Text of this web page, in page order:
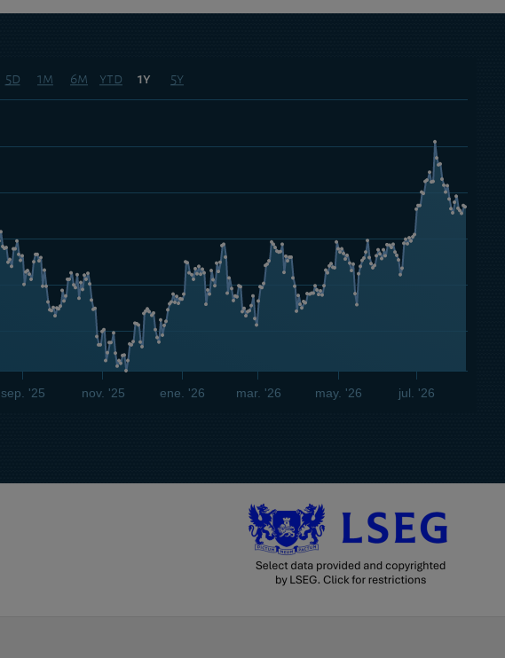
5d 1m 6m ytd 1y 5y
sep. '25 nov. '25 ene. '26 mar. '26 may. '26 jul. '26